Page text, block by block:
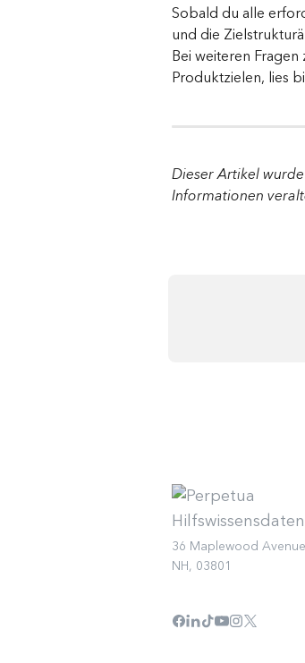
Sobald du alle
und die
Bei weiteren
Produktzielen, lies
Dieser Artikel
Informationen
36 Maplewood
NH, 03801